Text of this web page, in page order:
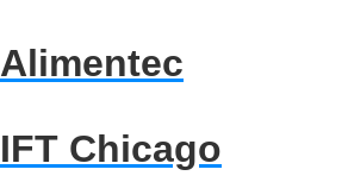
Alimentec
IFT Chicago